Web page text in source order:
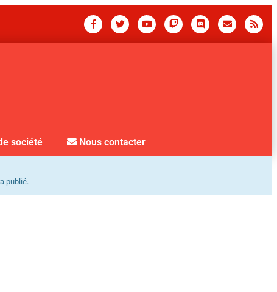
société Nous contacter
publié.